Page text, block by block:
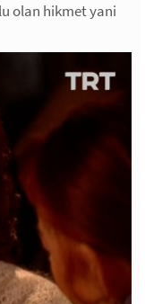
olan hikmet yani